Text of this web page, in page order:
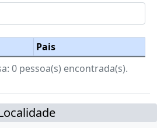
Pais
0 pessoa(s) encontrada(s).